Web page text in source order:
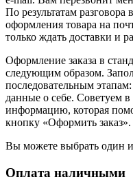
По результатам
оформления товара на
только ждать доставки и
Оформление заказа в
следующим образом.
последовательным
данные о себе. Советуем
информацию, которая
кнопку «Оформить заказ».
Вы можете выбрать один
Оплата наличными